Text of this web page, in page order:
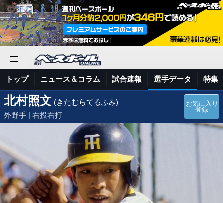
トップ ニュース＆コラム 試合速報 選手データ 特集
北村照文 (きたむらてるふみ)
外野手 | 右投右打
お気に入り
登録